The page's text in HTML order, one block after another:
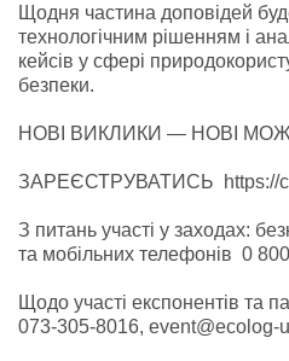
Щодня частина доповідей
технологічним рішенням і
кейсів у сфері
безпеки.
НОВІ ВИКЛИКИ — НОВІ
ЗАРЕЄСТРУВАТИСЬ https://
З питань участі у заходах:
та мобільних телефонів 0
Щодо участі експонентів та
073-305-8016, event@ecolog-